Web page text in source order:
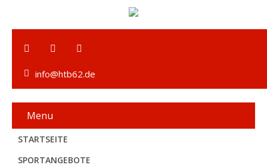
info@htb62.de
Menu
STARTSEITE
SPORTANGEBOTE